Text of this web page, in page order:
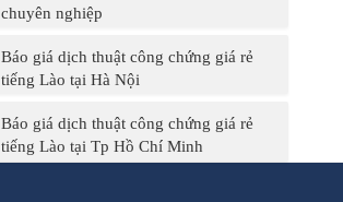
chuyên nghiệp
Báo giá dịch thuật công chứng giá rẻ
tiếng Lào tại Hà Nội
Báo giá dịch thuật công chứng giá rẻ
tiếng Lào tại Tp Hồ Chí Minh